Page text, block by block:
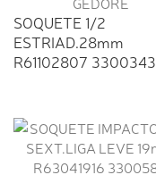
SOQUETE 1/2
ESTRIAD.28mm
R61102807 3300343